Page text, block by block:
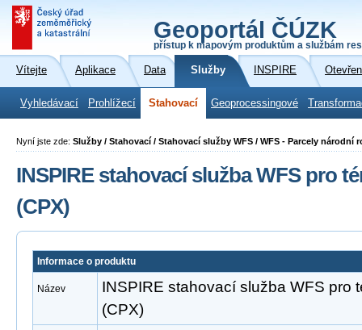
Geoportál ČÚZK
přístup k mapovým produktům a službám
Vítejte Aplikace Data Služby INSPIRE
Vyhledávací Prohlížecí Stahovací Geoprocessingové
Nyní jste zde: Služby / Stahovací / Stahovací služby WFS / WFS - Parcely národní
INSPIRE stahovací služba WFS pro
(CPX)
Informace o produktu
Název
INSPIRE stahovací služba WFS pro
(CPX)